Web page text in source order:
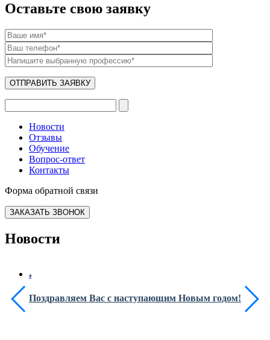
Оставьте свою заявку
Новости
Отзывы
Обучение
Вопрос-ответ
Контакты
Форма обратной связи
ЗАКАЗАТЬ ЗВОНОК
Новости
Поздравляем Вас с наступающим Новым годом!